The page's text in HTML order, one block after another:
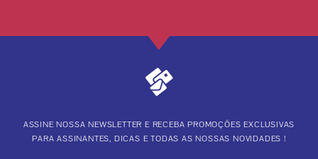
ASSINE NOSSA NEWSLETTER E RECEBA PROMOÇÕES EXCLUSIVAS
PARA ASSINANTES, DICAS E TODAS AS NOSSAS NOVIDADES !